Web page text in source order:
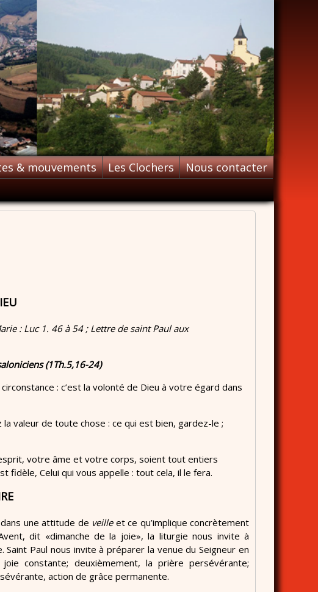
& mouvements Les Clochers
Nous contacter
: Luc 1. 46 à 54 ; Lettre de saint Paul aux
(1Th.5,16-24)
: c’est la volonté de Dieu à votre égard dans
valeur de toute chose : ce qui est bien, gardez-le ;
votre âme et votre corps, soient tout entiers
fidèle, Celui qui vous appelle : tout cela, il le fera.
une attitude de veilleet ce qu’implique concrètement
dit «dimanche de la joie», la liturgie nous invite à
Paul nous invite à préparer la venue du Seigneur en
constante; deuxièmement, la prière persévérante;
action de grâce permanente.